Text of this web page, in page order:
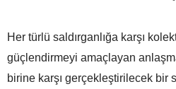
Her türlü saldırganlığa karşı
güçlendirmeyi amaçlayan
birine karşı gerçekleştirilecek bir